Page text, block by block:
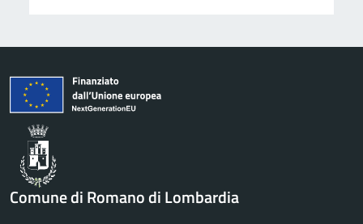
Comune di Romano di Lombardia